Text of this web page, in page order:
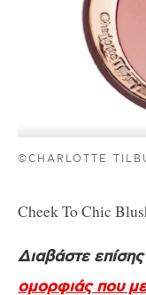
©CHARLOTTE
Cheek To Chic
Διαβάστε
ομορφιάς που